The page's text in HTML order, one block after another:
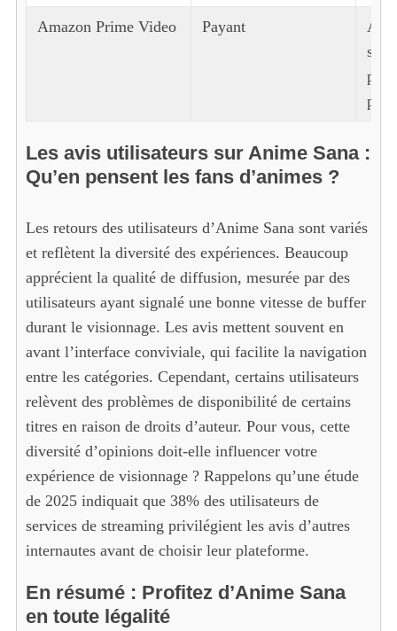
Amazon Prime Video Payant
Les avis utilisateurs sur Anime Sana :
Qu’en pensent les fans d’animes ?
Les retours des utilisateurs d’Anime Sana sont variés
et reflètent la diversité des expériences. Beaucoup
apprécient la qualité de diffusion, mesurée par des
utilisateurs ayant signalé une bonne vitesse de buffer
durant le visionnage. Les avis mettent souvent en
avant l’interface conviviale, qui facilite la navigation
entre les catégories. Cependant, certains utilisateurs
relèvent des problèmes de disponibilité de certains
titres en raison de droits d’auteur. Pour vous, cette
diversité d’opinions doit-elle influencer votre
expérience de visionnage ? Rappelons qu’une étude
de 2025 indiquait que 38% des utilisateurs de
services de streaming privilégient les avis d’autres
internautes avant de choisir leur plateforme.
En résumé : Profitez d’Anime Sana
en toute légalité
f
o